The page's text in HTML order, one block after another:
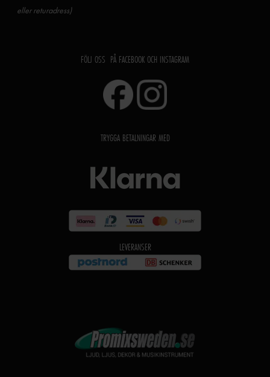
eller returadress)
FÖLJ OSS PÅ FACEBOOK OCH INSTAGRAM
TRYGGA BETALNINGAR MED
LEVERANSER